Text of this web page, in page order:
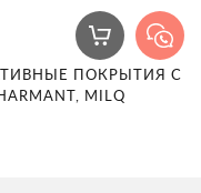
ПОКРЫТИЯ С
MILQ